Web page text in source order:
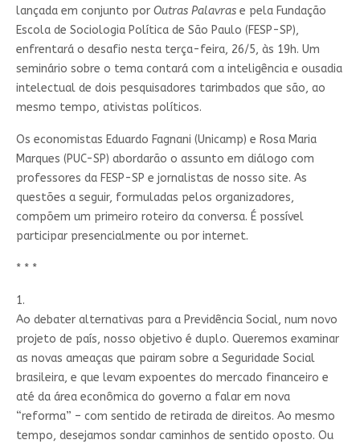
lançada em conjunto por Outras Palavras e pela Fundação
Escola de Sociologia Política de São Paulo (FESP-SP),
enfrentará o desafio nesta terça-feira, 26/5, às 19h. Um
seminário sobre o tema contará com a inteligência e ousadia
intelectual de dois pesquisadores tarimbados que são, ao
mesmo tempo, ativistas políticos.
Os economistas Eduardo Fagnani (Unicamp) e Rosa Maria
Marques (PUC-SP) abordarão o assunto em diálogo com
professores da FESP-SP e jornalistas de nosso site. As
questões a seguir, formuladas pelos organizadores,
compõem um primeiro roteiro da conversa. É possível
participar presencialmente ou por internet.
* * *
1.
Ao debater alternativas para a Previdência Social, num novo
projeto de país, nosso objetivo é duplo. Queremos examinar
as novas ameaças que pairam sobre a Seguridade Social
brasileira, e que levam expoentes do mercado financeiro e
até da área econômica do governo a falar em nova
“reforma” – com sentido de retirada de direitos. Ao mesmo
tempo, desejamos sondar caminhos de sentido oposto. Ou